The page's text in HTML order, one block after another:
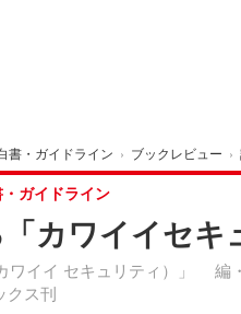
書・ガイドライン › ブックレビュー ›
カワイイセ
カワイイ セキュリティ）」
ス刊
ガイドライン